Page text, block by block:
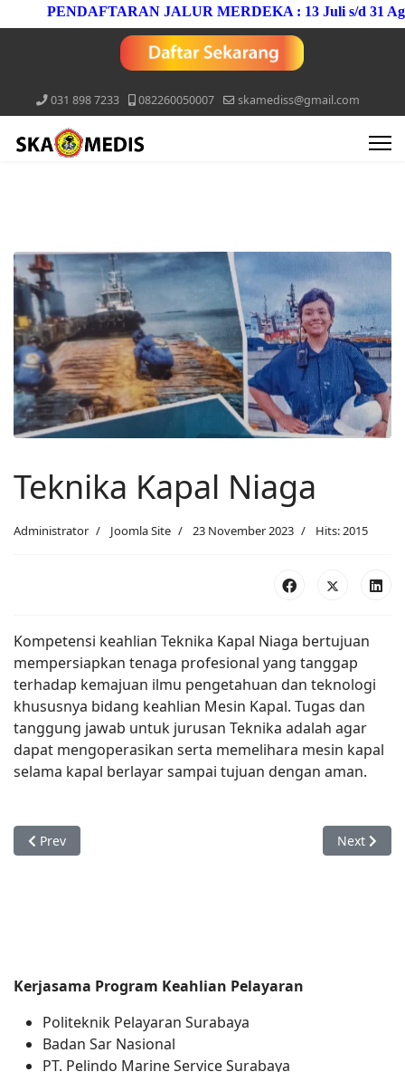
PENDAFTARAN JALUR MERDEKA : 13 Juli s/d 31
031 898 7233 082260050007 skamediss@gmail.com
Teknika Kapal Niaga
Administrator Joomla Site 23 November 2023 Hits: 2015
Kompetensi keahlian Teknika Kapal Niaga bertujuan
mempersiapkan tenaga profesional yang tanggap
terhadap kemajuan ilmu pengetahuan dan teknologi
khususnya bidang keahlian Mesin Kapal. Tugas dan
tanggung jawab untuk jurusan Teknika adalah agar
dapat mengoperasikan serta memelihara mesin kapal
selama kapal berlayar sampai tujuan dengan aman.
Previous article: History
Prev Next
Next
Kerjasama Program Keahlian Pelayaran
Politeknik Pelayaran Surabaya
Badan Sar Nasional
PT. Pelindo Marine Service Surabaya